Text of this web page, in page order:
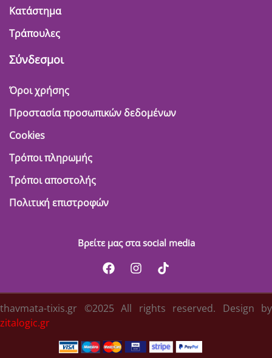
Κατάστημα
Τράπουλες
Σύνδεσμοι
Όροι χρήσης
Προστασία προσωπικών δεδομένων
Cookies
Τρόποι πληρωμής
Τρόποι αποστολής
Πολιτική επιστροφών
Βρείτε μας στα social media
thavmata-tixis.gr ©2025 All rights reserved. Design by
zitalogic.gr